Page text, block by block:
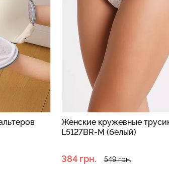
Женские кружевные
L5127BR-M (белый)
384 грн. 549 грн.